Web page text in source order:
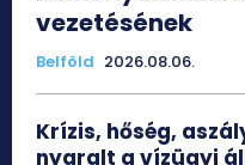
vezetésének
Belföld 2026.08.06.
Krízis, hőség,
nyaralt a vízügyi